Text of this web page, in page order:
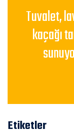
Tuvalet,
kaçağı
Etiketler